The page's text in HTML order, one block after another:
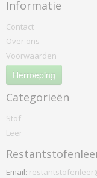
Informatie
Contact
Over ons
Voorwaarden
Herroeping
Categorieën
Stof
Leer
Email: